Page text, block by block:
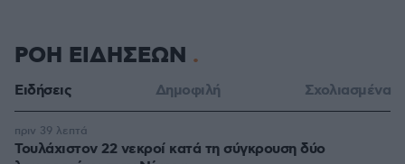
ΡΟΗ ΕΙΔΗΣΕΩΝ
Ειδήσεις Δημοφιλή Σχολιασμένα
Τουλάχιστον 22 νεκροί κατά τη σύγκρουση δύο
πριν 39 λεπτά